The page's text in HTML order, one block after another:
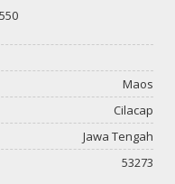
Maos
Cilacap
Jawa Tengah
53273